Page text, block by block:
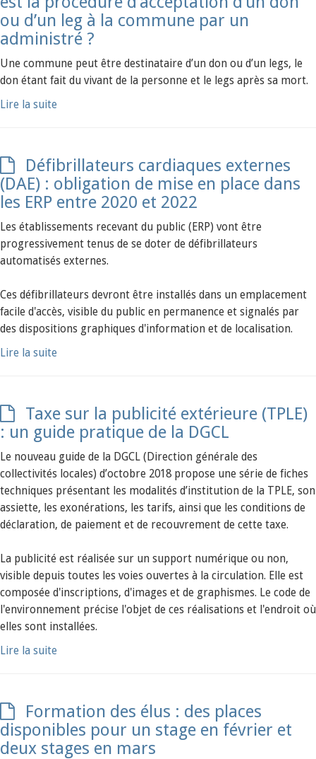
ou d’un leg à la commune par un
administré ?
Une commune peut être destinataire d’un don ou d’un legs, le
don étant fait du vivant de la personne et le legs après sa mort.
Lire la suite
Défibrillateurs cardiaques externes
(DAE) : obligation de mise en place dans
les ERP entre 2020 et 2022
Les établissements recevant du public (ERP) vont être
progressivement tenus de se doter de défibrillateurs
automatisés externes.
Ces défibrillateurs devront être installés dans un emplacement
facile d'accès, visible du public en permanence et signalés par
des dispositions graphiques d'information et de localisation.
Lire la suite
Taxe sur la publicité extérieure (TPLE)
: un guide pratique de la DGCL
Le nouveau guide de la DGCL (Direction générale des
collectivités locales) d’octobre 2018 propose une série de fiches
techniques présentant les modalités d’institution de la TPLE, son
assiette, les exonérations, les tarifs, ainsi que les conditions de
déclaration, de paiement et de recouvrement de cette taxe.
La publicité est réalisée sur un support numérique ou non,
visible depuis toutes les voies ouvertes à la circulation. Elle est
composée d'inscriptions, d'images et de graphismes. Le code de
l'environnement précise l'objet de ces réalisations et l'endroit où
elles sont installées.
Lire la suite
Formation des élus : des places
disponibles pour un stage en février et
deux stages en mars